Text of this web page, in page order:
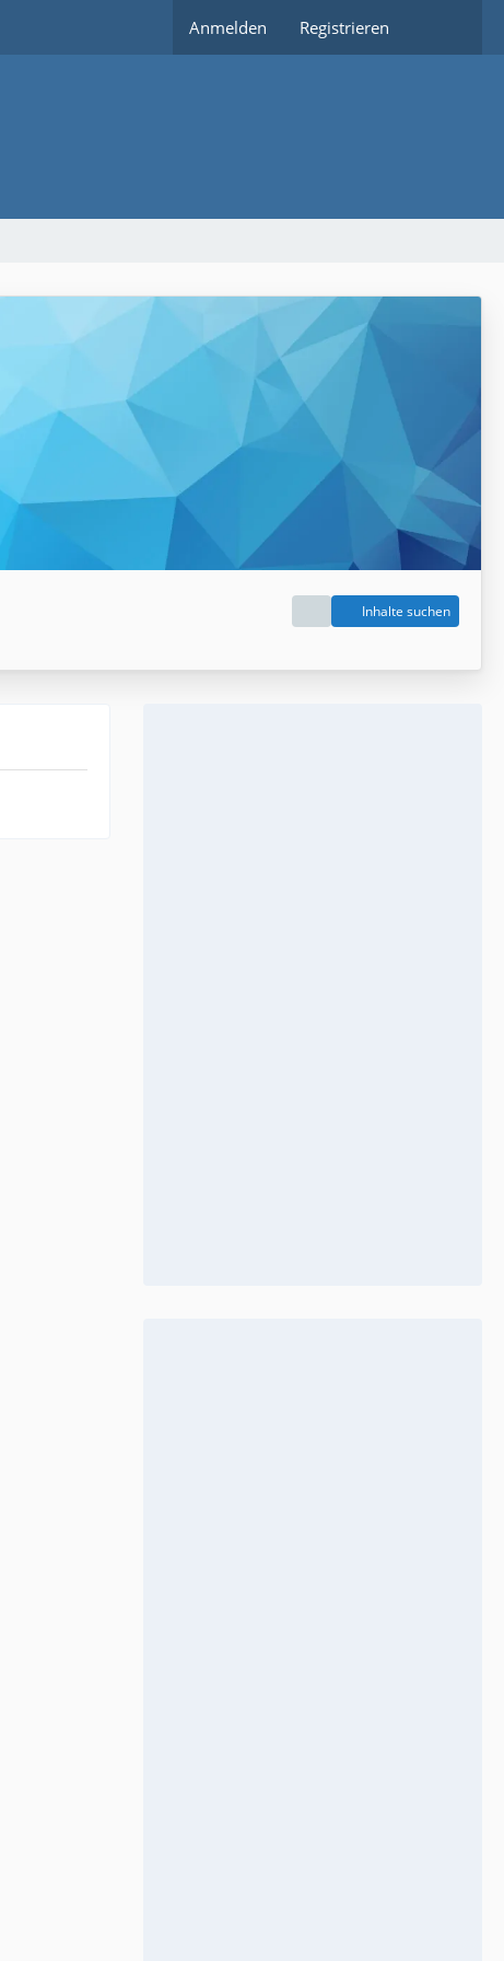
Anmelden Registrieren
Inhalte suchen